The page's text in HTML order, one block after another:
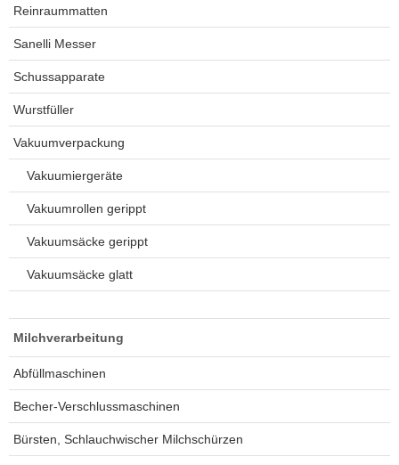
Reinraummatten
Sanelli Messer
Schussapparate
Wurstfüller
Vakuumverpackung
Vakuumiergeräte
Vakuumrollen gerippt
Vakuumsäcke gerippt
Vakuumsäcke glatt
Milchverarbeitung
Abfüllmaschinen
Becher-Verschlussmaschinen
Bürsten, Schlauchwischer Milchschürzen